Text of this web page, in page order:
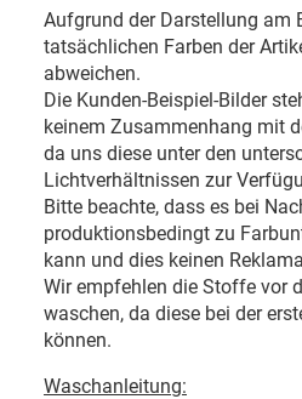
Aufgrund der Darstellung am
tatsächlichen Farben der
abweichen.
Die Kunden-Beispiel-Bilder
keinem Zusammenhang mit
da uns diese unter den
Lichtverhältnissen zur
Bitte beachte, dass es bei
produktionsbedingt zu
kann und dies keinen
Wir empfehlen die Stoffe vor
waschen, da diese bei der
können.
Waschanleitung: